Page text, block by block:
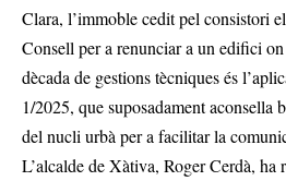
Clara, l’immoble cedit pel consistori
Consell per a renunciar a un edifici
dècada de gestions tècniques és
1/2025, que suposadament aconsella
del nucli urbà per a facilitar la
L’alcalde de Xàtiva, Roger Cerdà, ha